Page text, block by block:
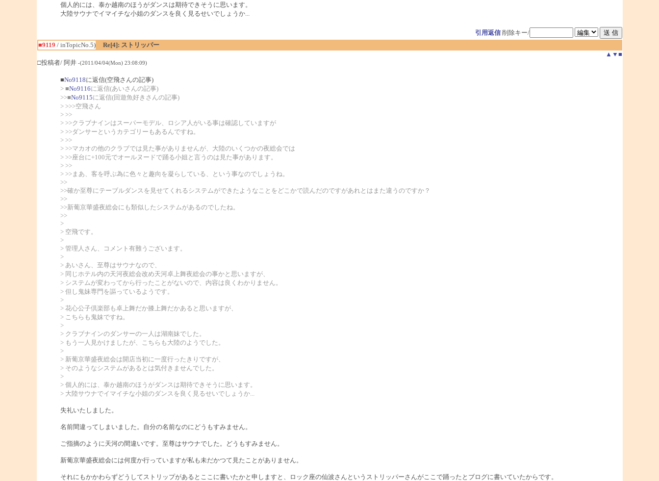
個人的には、泰か越南のほうがダンスは期待できそうに思います。
大陸サウナでイマイチな小姐のダンスを良く見るせいでしょうか...
引用返信 削除キー/
■9119 / inTopicNo.5)
Re[4]: ストリッパー
▲ ▼ ■
□投稿者/ 阿井 -(2011/04/04(Mon) 23:08:09)
■No9118に返信(空飛さんの記事)
> ■No9116に返信(あいさんの記事)
>>■No9115に返信(回遊魚好きさんの記事)
> >>>空飛さん
> >>
> >>クラブナインはスーパーモデル、ロシア人がいる事は確認していますが
> >>ダンサーというカテゴリーもあるんですね。
> >>
> >>マカオの他のクラブでは見た事がありませんが、大陸のいくつかの夜総会では
> >>座台に+100元でオールヌードで踊る小姐と言うのは見た事があります。
> >>
> >>まあ、客を呼ぶ為に色々と趣向を凝らしている、という事なのでしょうね。
>>
>>確か至尊にテーブルダンスを見せてくれるシステムができたようなことをどこかで読んだのですがあれとはまた違うのですか？
>>
>>新葡京華盛夜総会にも類似したシステムがあるのでしたね。
>>
>
> 空飛です。
>
> 管理人さん、コメント有難うございます。
>
> あいさん、至尊はサウナなので、
> 同じホテル内の天河夜総会改め天河卓上舞夜総会の事かと思いますが、
> システムが変わってから行ったことがないので、内容は良くわかりません。
> 但し鬼妹専門を謳っているようです。
>
> 花心公子倶楽部も卓上舞だか膝上舞だかあると思いますが、
> こちらも鬼妹ですね。
>
> クラブナインのダンサーの一人は湖南妹でした。
> もう一人見かけましたが、こちらも大陸のようでした。
>
> 新葡京華盛夜総会は開店当初に一度行ったきりですが、
> そのようなシステムがあるとは気付きませんでした。
>
> 個人的には、泰か越南のほうがダンスは期待できそうに思います。
> 大陸サウナでイマイチな小姐のダンスを良く見るせいでしょうか...
失礼いたしました。
名前間違ってしまいました。自分の名前なのにどうもすみません。
ご指摘のように天河の間違いです。至尊はサウナでした。どうもすみません。
新葡京華盛夜総会には何度か行っていますが私も未だかつて見たことがありません。
それにもかかわらずどうしてストリップがあるとここに書いたかと申しますと、ロック座の仙波さんというストリッパーさんがここで踊ったとブログに書いていたからです。